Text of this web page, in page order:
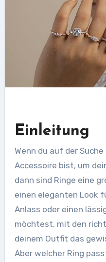
Einleitung
Wenn du auf der Suche nach dem perfekten
Accessoire bist, um
dann sind Ringe eine
einen eleganten Look
Anlass oder einen
möchtest, mit den
deinem Outfit das
Aber welcher Ring